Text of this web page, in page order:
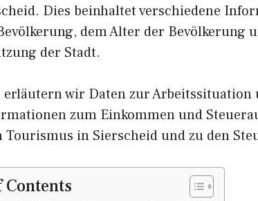
Dies beinhaltet verschiedene
dem Alter der Bevölkerung
der Stadt.
wir Daten zur Arbeitssituation
zum Einkommen und
Tourismus in Sierscheid und zu den
Contents